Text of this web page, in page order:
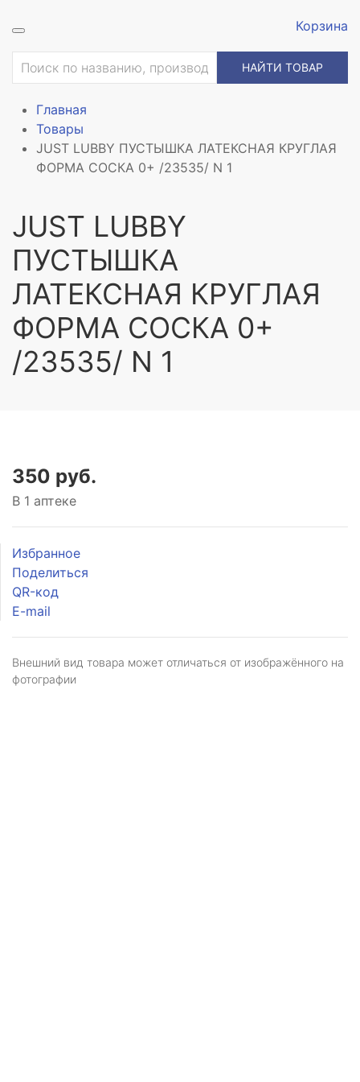
Корзина
НАЙТИ ТОВАР
Главная
Товары
JUST LUBBY ПУСТЫШКА ЛАТЕКСНАЯ КРУГЛАЯ
ФОРМА СОСКА 0+ /23535/ N 1
JUST LUBBY
ПУСТЫШКА
ЛАТЕКСНАЯ КРУГЛАЯ
ФОРМА СОСКА 0+
/23535/ N 1
350 руб.
В 1 аптеке
Избранное
Поделиться
QR-код
E-mail
Внешний вид товара может отличаться от изображённого на
фотографии